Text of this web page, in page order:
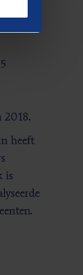
2018.
heeft
is